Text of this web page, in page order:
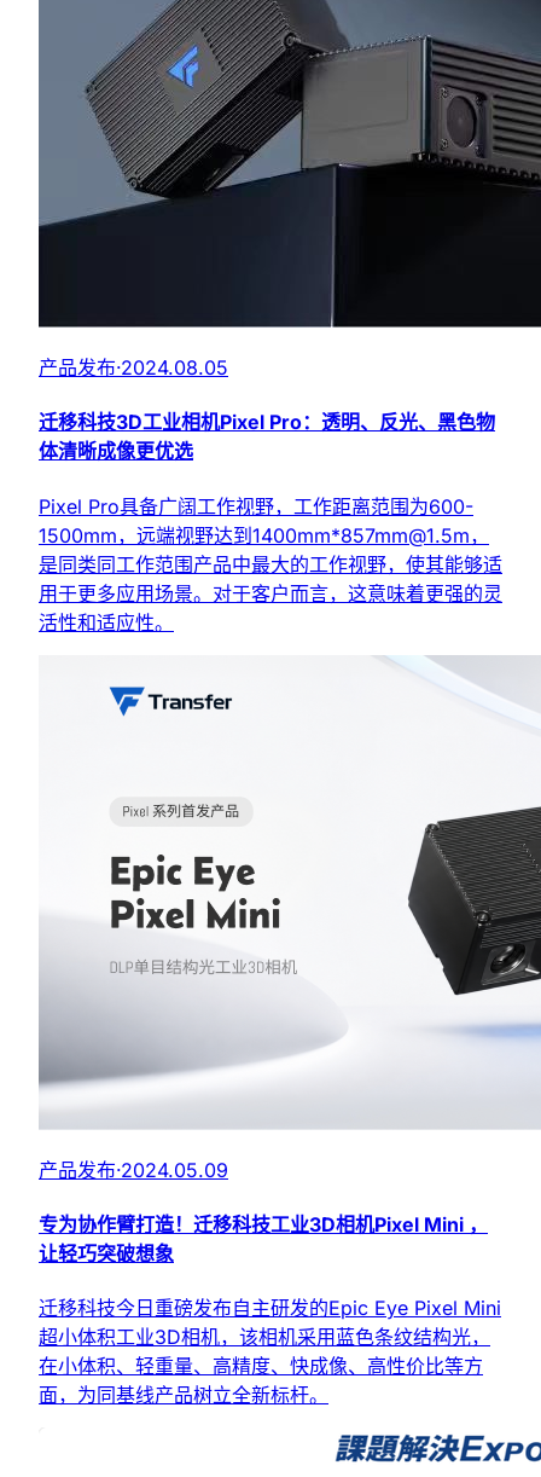
产品发布·2024.08.05
迁移科技3D工业相机Pixel Pro：透明、反光、黑色物
体清晰成像更优选
Pixel Pro具备广阔工作视野，工作距离范围为600-
1500mm，远端视野达到1400mm*857mm@1.5m，
是同类同工作范围产品中最大的工作视野，使其能够适
用于更多应用场景。对于客户而言，这意味着更强的灵
活性和适应性。
产品发布·2024.05.09
专为协作臂打造！迁移科技工业3D相机Pixel Mini ，
让轻巧突破想象
迁移科技今日重磅发布自主研发的Epic Eye Pixel Mini
超小体积工业3D相机，该相机采用蓝色条纹结构光，
在小体积、轻重量、高精度、快成像、高性价比等方
面，为同基线产品树立全新标杆。